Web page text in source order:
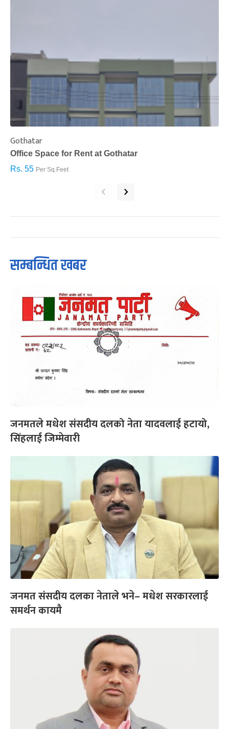
Gothatar
Office Space for Rent at Gothatar
Rs. 55 Per Sq.Feet
‹ ›
सम्बन्धित खबर
जनमतले मधेश संसदीय दलको नेता यादवलाई हटायो,
सिंहलाई जिम्मेवारी
जनमत संसदीय दलका नेताले भने– मधेश सरकारलाई
समर्थन कायमै